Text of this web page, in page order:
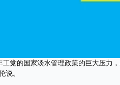
党的国家淡水管理政策的巨大压力
说。